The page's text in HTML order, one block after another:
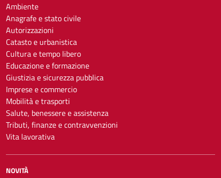
Ambiente
Anagrafe e stato civile
Autorizzazioni
Catasto e urbanistica
Cultura e tempo libero
Educazione e formazione
Giustizia e sicurezza pubblica
Imprese e commercio
Mobilità e trasporti
Salute, benessere e assistenza
Tributi, finanze e contravvenzioni
Vita lavorativa
NOVITÀ